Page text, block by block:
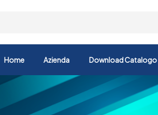
Home Azienda Download Catalogo